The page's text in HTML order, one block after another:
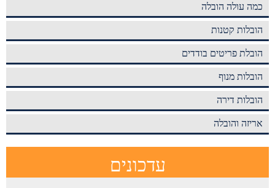
כמה עולה הובלה
הובלות קטנות
הובלת פריטים בודדים
הובלות מנוף
הובלות דירה
אריזה והובלה
עדכונים